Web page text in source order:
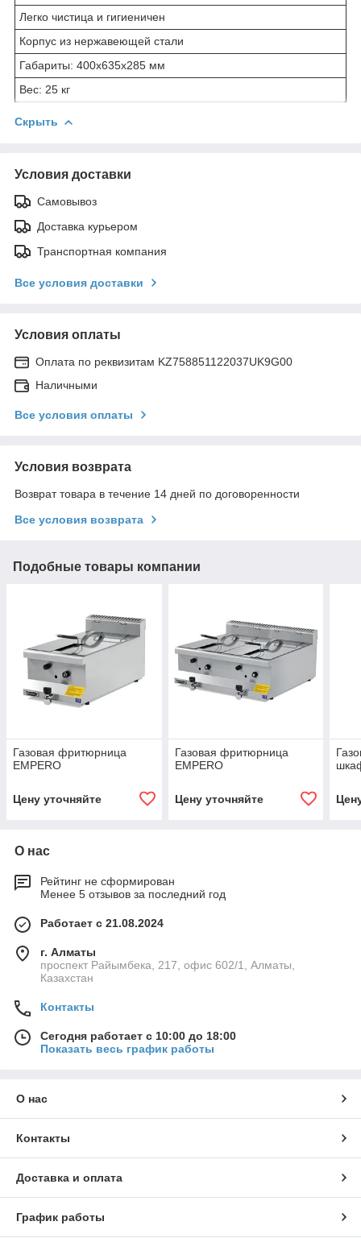
Легко чистица и гигиеничен
Корпус из нержавеющей стали
Габариты: 400x635x285 мм
Вес: 25 кг
Скрыть
Условия доставки
Самовывоз
Доставка курьером
Транспортная компания
Все условия доставки
Условия оплаты
Оплата по реквизитам KZ758851122037UK9G00
Наличными
Все условия оплаты
Условия возврата
Возврат товара в течение 14 дней по договоренности
Все условия возврата
Подобные товары компании
Газовая фритюрница
EMPERO
Цену уточняйте
Газовая фритюрница
EMPERO
Цену уточняйте
О нас
Рейтинг не сформирован
Менее 5 отзывов за последний год
Работает с 21.08.2024
г. Алматы
проспект Райымбека, 217, офис 602/1, Алматы,
Казахстан
Контакты
Сегодня работает с 10:00 до 18:00
Показать весь график работы
О нас
Контакты
Доставка и оплата
График работы